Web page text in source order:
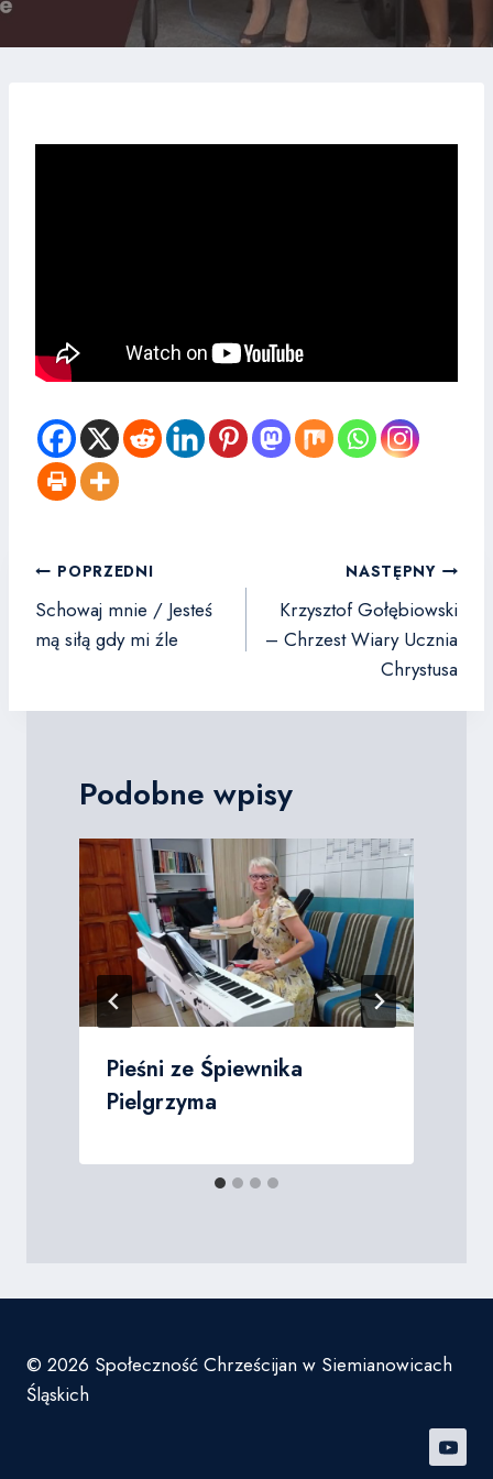
Nawigacja
wpisu
POPRZEDNI
Schowaj mnie / Jesteś
mą siłą gdy mi źle
NASTĘPNY
Krzysztof Gołębiowski
– Chrzest Wiary Ucznia
Chrystusa
Podobne wpisy
Pieśni ze Śpiewnika
Pielgrzyma
© 2026 Społeczność Chrześcijan w Siemianowicach
Śląskich